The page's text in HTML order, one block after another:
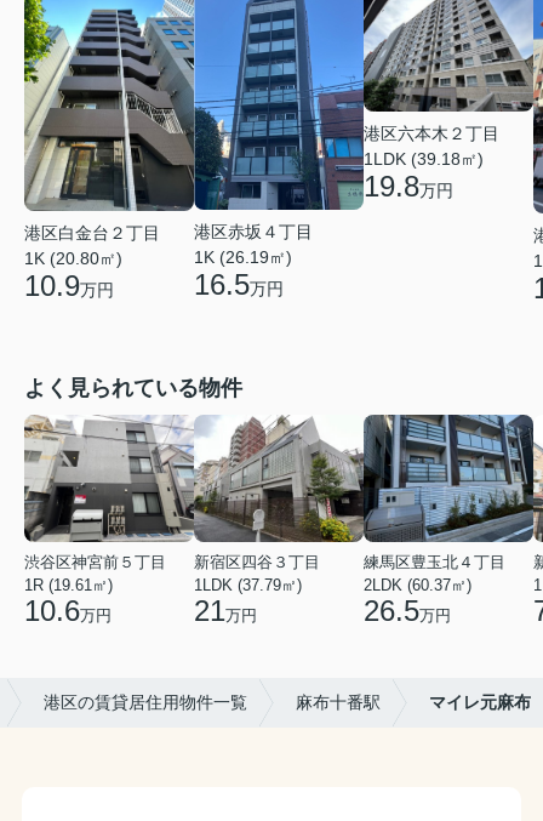
港区白金台２丁目
1K (20.80㎡)
10.9万円
港区赤坂４丁目
1K (26.19㎡)
16.5万円
港区六本木２丁目
1LDK (39.18㎡)
19.8万円
よく見られている物件
渋谷区神宮前５丁目
1R (19.61㎡)
10.6万円
新宿区四谷３丁目
1LDK (37.79㎡)
21万円
練馬区豊玉北４丁目
2LDK (60.37㎡)
26.5万円
港区の賃貸居住用物件一覧 麻布十番駅 マイレ元麻布